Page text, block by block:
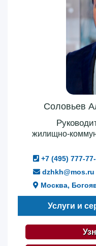
Соловьев
жилищно-
+7 (495) 777-
dzhkh@mos.ru
Москва,
Услуги и